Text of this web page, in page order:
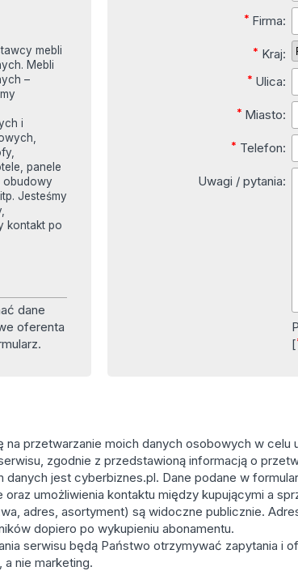
mebli
Mebli
–
i
panele
obudowy
Jesteśmy
kontakt po
dane
oferenta
* Firma:
* Kraj:
* Ulica:
* Miasto:
* Telefon:
Uwagi / pytania:
[
na przetwarzanie moich danych osobowych w celu
zgodnie z przedstawioną informacją o
danych jest cyberbiznes.pl. Dane podane w
umożliwienia kontaktu między kupującymi a
adres, asortyment) są widoczne publicznie.
dopiero po wykupieniu abonamentu.
serwisu będą Państwo otrzymywać zapytania
nie marketing.